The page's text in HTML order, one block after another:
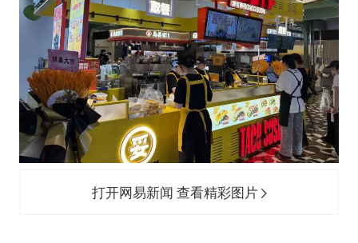
打开网易新闻 查看精彩图片